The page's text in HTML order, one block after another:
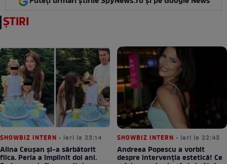
ȘTIRI
SHOWBIZ INTERN • ieri la 23:14
Alina Ceușan și-a sărbătorit
fiica. Perla a împlinit doi ani.
SHOWBIZ INTERN • ieri la 22:43
Andreea Popescu a vorbit
despre intervenția estetică! Ce